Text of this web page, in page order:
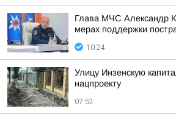
Глава МЧС Александр
мерах поддержки
10:24
Улицу Инзенскую
нацпроекту
07:52